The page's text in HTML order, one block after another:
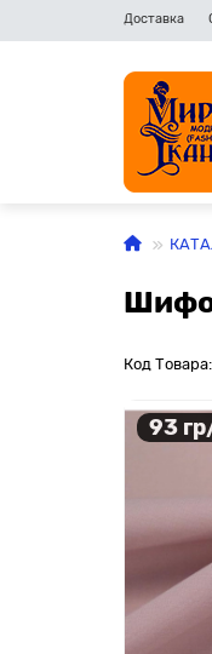
Доставка
Код
93